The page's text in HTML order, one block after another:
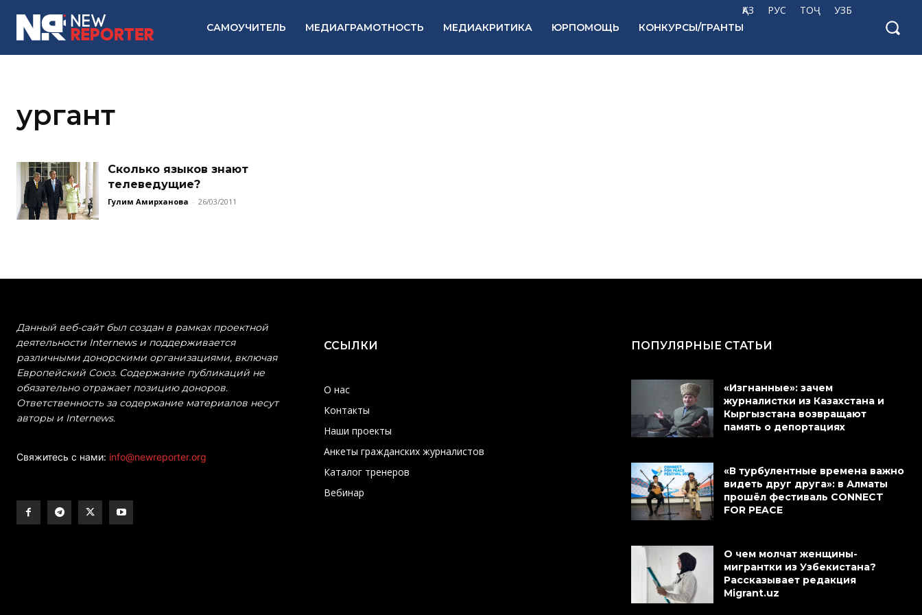
ҚАЗ РУС ТОҶ УЗБ
САМОУЧИТЕЛЬ МЕДИАГРАМОТНОСТЬ МЕДИАКРИТИКА ЮРПОМОЩЬ КОНКУРСЫ/ГРАНТЫ
ургант
Сколько языков знают
телеведущие?
Гулим Амирханова - 26/03/2011
Данный веб-сайт был создан в рамках проектной
деятельности Internews и поддерживается
различными донорскими организациями, включая
Европейский Союз. Содержание публикаций не
обязательно отражает позицию доноров.
Ответственность за содержание материалов несут
авторы и Internews.
Свяжитесь с нами: info@newreporter.org
ССЫЛКИ
О нас
Контакты
Наши проекты
Анкеты гражданских журналистов
Каталог тренеров
Вебинар
ПОПУЛЯРНЫЕ СТАТЬИ
«Изгнанные»: зачем
журналистки из Казахстана и
Кыргызстана возвращают
память о депортациях
«В турбулентные времена важно
видеть друг друга»: в Алматы
прошёл фестиваль CONNECT
FOR PEACE
О чем молчат женщины-
мигрантки из Узбекистана?
Рассказывает редакция
Migrant.uz